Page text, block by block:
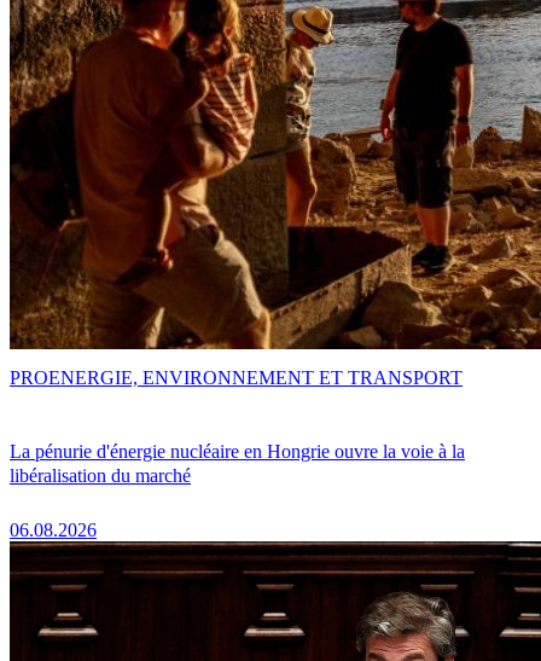
La pénurie d'énergie nucléaire en Hongrie ouvre la voie à la
libéralisation du marché
06.08.2026
PROENERGIE, ENVIRONNEMENT ET TRANSPORT